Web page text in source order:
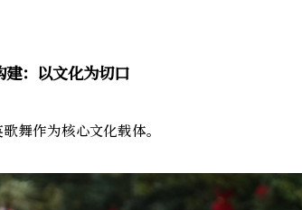
建：以文化为切口
舞作为核心文化载体。